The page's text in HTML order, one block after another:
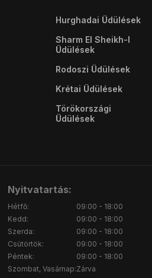
Hurghadai Üdülések
Sharm El Sheikh-I
Üdülések
Rodoszi Üdülések
Krétai Üdülések
Törökországi
Üdülések
Nyitvatartás:
Hétfő:
Kedd:
Szerda:
Csütörtök:
Péntek:
Szombat, Vasárnap:
09:00 - 18:00
09:00 - 18:00
09:00 - 18:00
09:00 - 18:00
09:00 - 18:00
Zárva